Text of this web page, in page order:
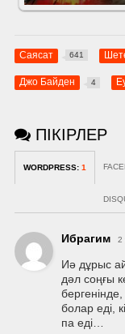
Саясат 641
Джо Байден 4
ПІКІРЛЕР
WORDPRESS: 1
Ибрагим 2
Иә дұрыс
дәл соңғы
болар еді,
па еді…